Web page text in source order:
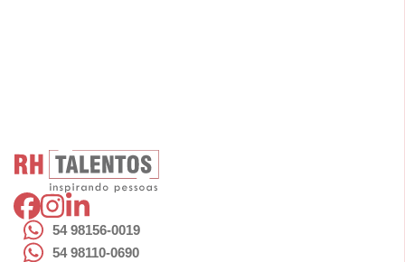
54 98156-0019
54 98110-0690